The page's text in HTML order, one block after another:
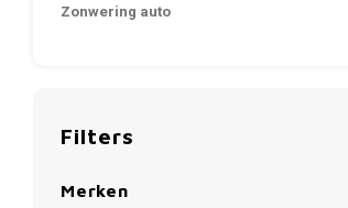
Zonwering auto
Filters
Merken